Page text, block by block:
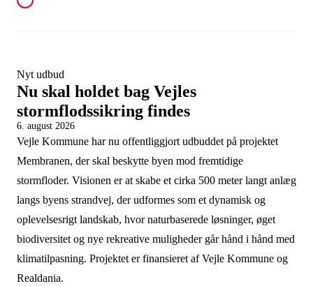
Nyt udbud
Nu skal holdet bag Vejles
stormflodssikring findes
6. august 2026
Vejle Kommune har nu offentliggjort udbuddet på projektet
Membranen, der skal beskytte byen mod fremtidige
stormfloder. Visionen er at skabe et cirka 500 meter langt anlæg
langs byens strandvej, der udformes som et dynamisk og
oplevelsesrigt landskab, hvor naturbaserede løsninger, øget
biodiversitet og nye rekreative muligheder går hånd i hånd med
klimatilpasning. Projektet er finansieret af Vejle Kommune og
Realdania.